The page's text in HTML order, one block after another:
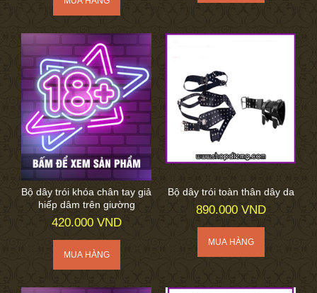
Bộ dây trói khóa chân tay giả
hiếp dâm trên giường
420.000 VND
Bộ dây trói toàn thân dây da
890.000 VND